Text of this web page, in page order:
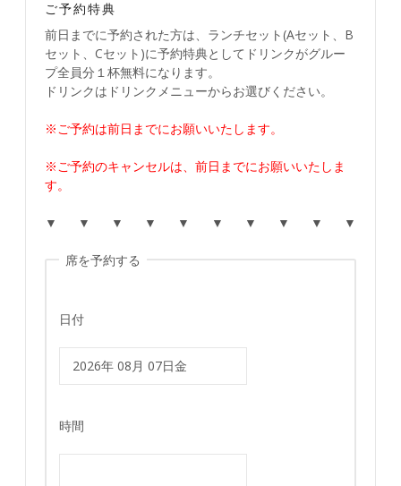
ご予約特典
前日までに予約された方は、ランチセット(Aセット、B
セット、Cセット)に予約特典としてドリンクがグルー
プ全員分１杯無料になります。
ドリンクはドリンクメニューからお選びください。
※ご予約は前日までにお願いいたします。
※ご予約のキャンセルは、前日までにお願いいたしま
す。
▼ ▼ ▼ ▼ ▼ ▼ ▼ ▼ ▼ ▼
席を予約する
日付
時間